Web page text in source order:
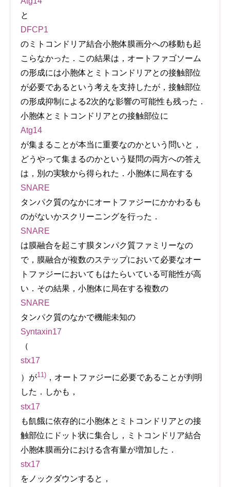
と
DFCP1
のミトコンドリア結合小胞体膜画分への移動も起
こらなかった．この結果は，オートファゴソーム
の形成には小胞体とミトコンドリアとの接触部位
が必要であるという考えを支持したが，接触部位
の形成抑制による2次的な影響の可能性も残った．
小胞体とミトコンドリアとの接触部位に
Atg14
が集まることが本当に重要なのかという問いと，
どうやって集まるのかという疑問の両方への答え
は，別の実験から得られた．小胞体に局在する
SNARE
タンパク質のなかにオートファジーにかかわるも
のがないかスクリーニングを行った．
SNARE
は膜融合を起こす膜タンパク質ファミリーなの
で，膜融合が複数のステップにおいて必要なオー
トファジーにおいてもはたらいている可能性が高
い．その結果，小胞体に局在する複数の
SNARE
タンパク質のなかで機能未知の
Syntaxin17
（
stx17
）が11) ，オートファジーに必要であることが判明
した．しかも，
stx17
も飢餓に依存的に小胞体とミトコンドリアとの接
触部位にドット状に集合し，ミトコンドリア結合
小胞体膜画分における含有量が増加した．
stx17
をノックダウンすると，